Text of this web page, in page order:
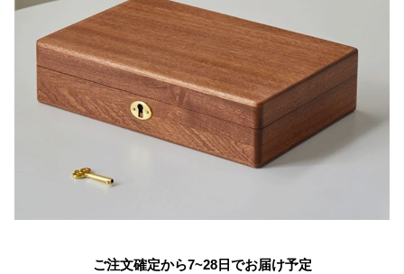
ご注文確定から7~28日でお届け予定